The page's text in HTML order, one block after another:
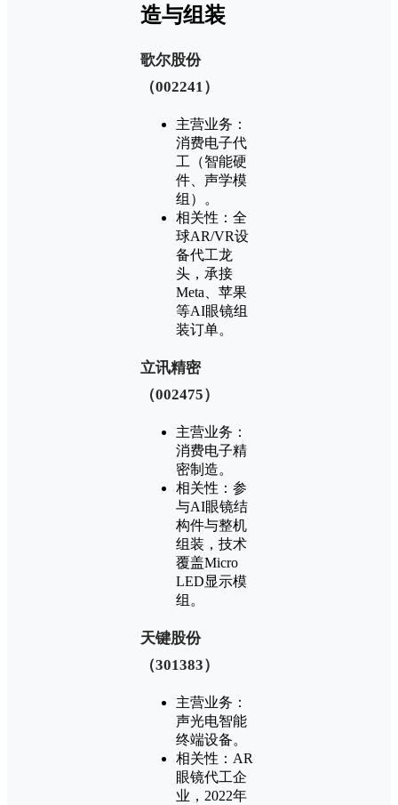
造与组装‌
‌歌尔股份
（002241）‌
‌主营业务‌：
消费电子代
工（智能硬
件、声学模
组）‌。
‌相关性‌：全
球AR/VR设
备代工龙
头，承接
Meta、苹果
等AI眼镜组
装订单‌。
‌立讯精密
（002475）‌
‌主营业务‌：
消费电子精
密制造‌。
‌相关性‌：参
与AI眼镜结
构件与整机
组装，技术
覆盖Micro
LED显示模
组‌。
‌天键股份
（301383）‌
‌主营业务‌：
声光电智能
终端设备‌。
‌相关性‌：AR
眼镜代工企
业，2022年